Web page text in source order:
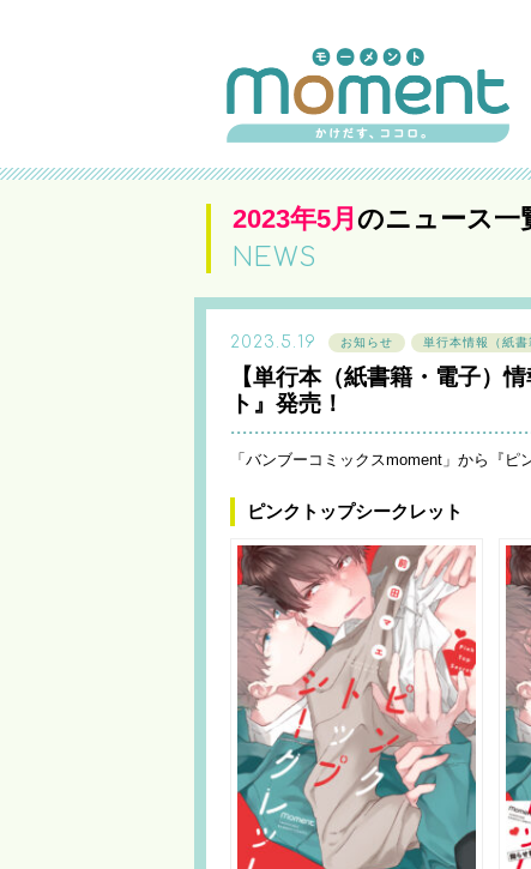
2023年5月 のニュース一
NEWS
2023.5.19 お知らせ 単行本情報（紙書
【単行本（紙書籍・電子）
ト』発売！
「バンブーコミックスmoment」から『
ピンクトップシークレット